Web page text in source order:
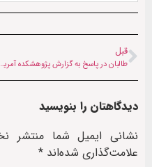
قبل
طالبان در پاسخ به گزارش پژوهشکده آمریکایی: با القاعده ارتباط نداریم
دیدگاهتان را بنویسید
نشانی ایمیل شما منتشر
علامت‌گذاری شده‌اند *